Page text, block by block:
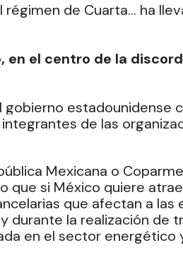
de Cuarta… ha
en el centro de la
estadounidense
de las
Mexicana o
que si México quiere
que afectan a las
durante la realización de
en el sector energético